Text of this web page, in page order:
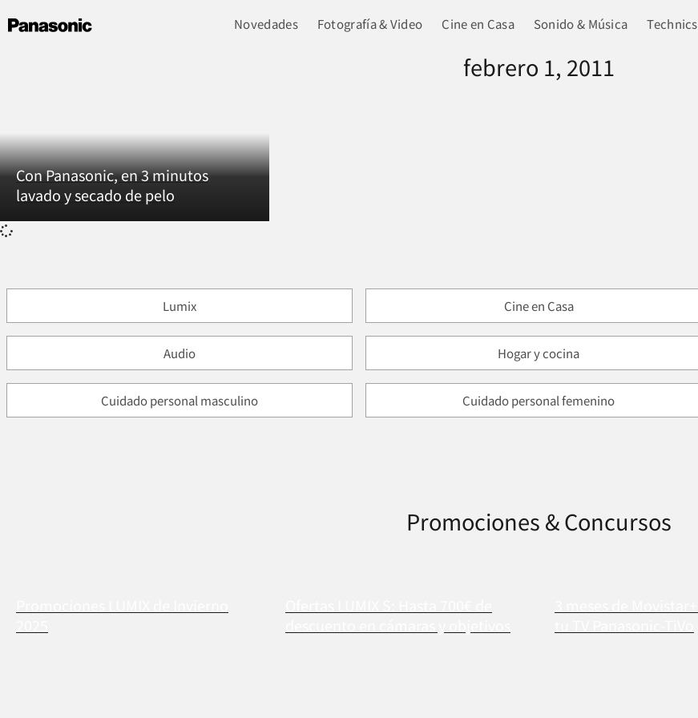
Novedades Fotografía & Video Cine en Casa Sonido & Música Technics
febrero 1, 2011
Con Panasonic, en 3 minutos
lavado y secado de pelo
Lumix Cine en Casa
Audio Hogar y cocina
Cuidado personal masculino Cuidado personal femenino
Promociones & Concursos